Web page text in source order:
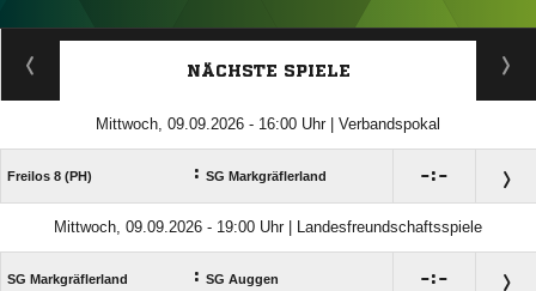
ANZEIGE
NÄCHSTE SPIELE
Mittwoch, 09.09.2026 - 16:00 Uhr | Verbandspokal
Freilos 8 (PH) : SG Markgräflerland :
Mittwoch, 09.09.2026 - 19:00 Uhr | Landesfreundschaftsspiele
SG Markgräflerland : SG Auggen :